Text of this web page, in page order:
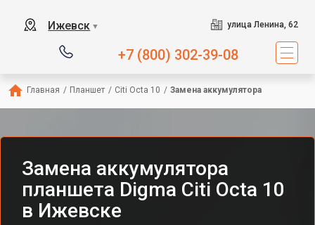
Ижевск ▼ улица Ленина, 62
+7 (800) 302-39-08
Главная / Планшет / Citi Octa 10 / Замена аккумулятора
Замена аккумулятора
планшета Digma Citi Octa 10
в Ижевске